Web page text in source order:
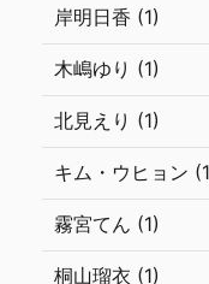
岸明日香 (1)
木嶋ゆり (1)
北見えり (1)
キム・ウヒョン
霧宮てん (1)
桐山瑠衣 (1)